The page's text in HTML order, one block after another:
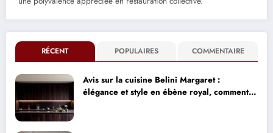
RÉCENT POPULAIRES COMMENTAIRE
Avis sur la cuisine Belini Margaret :
élégance et style en ébène royal, comment